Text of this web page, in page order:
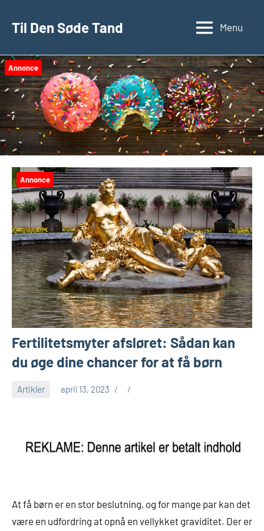
Til Den Søde Tand Menu
Annonce
Annonce
Fertilitetsmyter afsløret: Sådan kan
du øge dine chancer for at få børn
Artikler april 13, 2023
At få børn er en stor beslutning, og for mange par kan det
være en udfordring at opnå en vellykket graviditet. Der er